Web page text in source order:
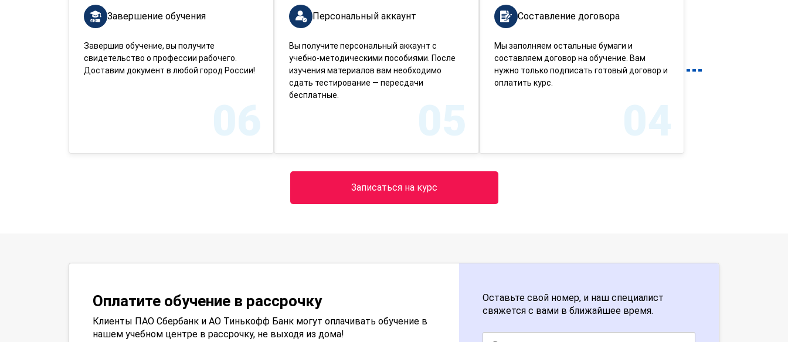
Составление договора
Мы заполняем остальные бумаги и
составляем договор на обучение. Вам
нужно только подписать готовый договор и
оплатить курс.
04
Персональный аккаунт
Вы получите персональный аккаунт с
учебно-методическими пособиями. После
изучения материалов вам необходимо
сдать тестирование — пересдачи
бесплатные.
05
Завершение обучения
Завершив обучение, вы получите
свидетельство о профессии рабочего.
Доставим документ в любой город России!
06
Записаться на курс
Оплатите обучение в рассрочку
Клиенты ПАО Сбербанк и АО Тинькофф Банк могут оплачивать обучение в
нашем учебном центре в рассрочку, не выходя из дома!
Оставьте свой номер, и наш специалист
свяжется с вами в ближайшее время.